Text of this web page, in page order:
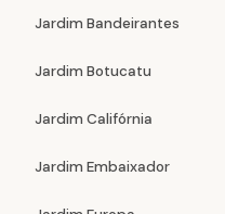
Jardim Bandeirantes
Jardim Botucatu
Jardim Califórnia
Jardim Embaixador